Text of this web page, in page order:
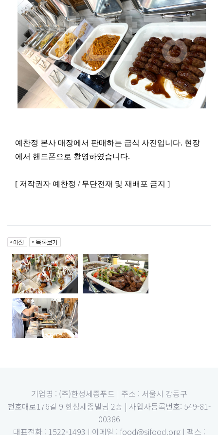
예찬정 본사 매장에서 판매하는 급식 사진입니다. 현장
에서 핸드폰으로 촬영하였습니다.
[ 저작권자 예찬정 / 무단전재 및 재배포 금지 ]
기업명 : (주)한성세종푸드 | 주소 : 서울시 강동구
천호대로176길 9 한성세종빌딩 2층 | 사업자등록번호: 549-81-
00386
대표전화 : 1522-1493 | 이메일 : food@sjfood.org | 팩스 :